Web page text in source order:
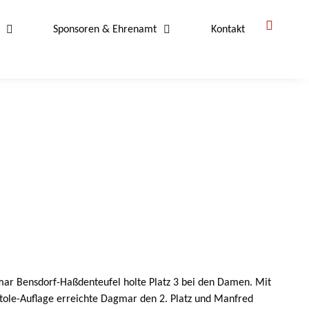
Sponsoren & Ehrenamt Kontakt
Bensdorf-Haßdenteufel holte Platz 3 bei den Damen. Mit
Auflage erreichte Dagmar den 2. Platz und Manfred